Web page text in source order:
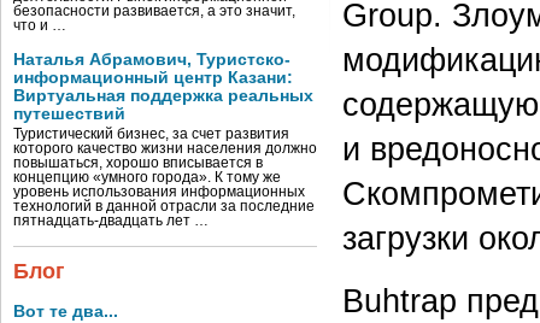
безопасности развивается, а это значит,
что и …
Наталья Абрамович, Туристско-
информационный центр Казани:
Виртуальная поддержка реальных
путешествий
Туристический бизнес, за счет развития
которого качество жизни населения должно
повышаться, хорошо вписывается в
концепцию «умного города». К тому же
уровень использования информационных
технологий в данной отрасли за последние
пятнадцать-двадцать лет …
Блог
Вот те два...
Group.
содержащую
и
загрузки
Buhtrap